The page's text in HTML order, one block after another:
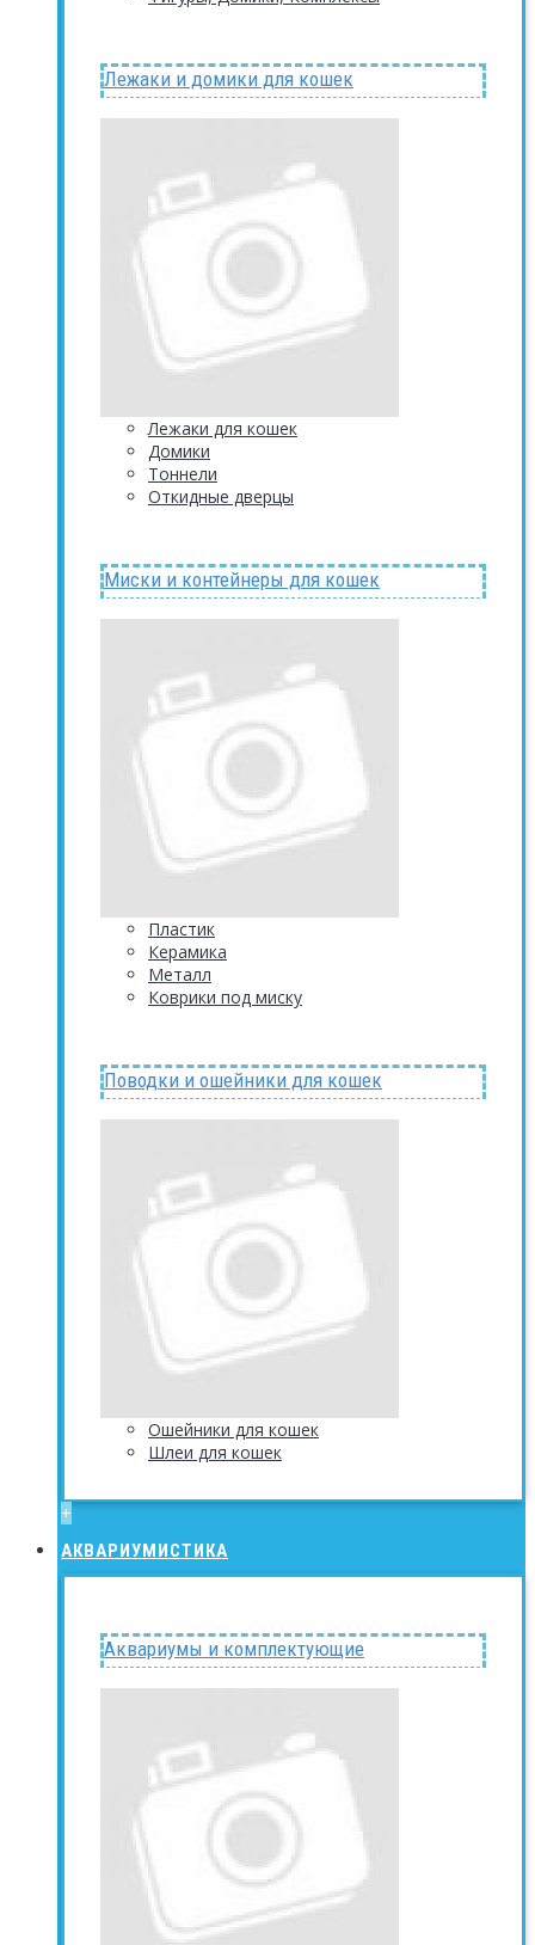
Лежаки и домики для кошек
Лежаки для кошек
Домики
Тоннели
Откидные дверцы
Миски и контейнеры для кошек
Пластик
Керамика
Металл
Коврики под миску
Поводки и ошейники для кошек
Ошейники для кошек
Шлеи для кошек
+
АКВАРИУМИСТИКА
Аквариумы и комплектующие